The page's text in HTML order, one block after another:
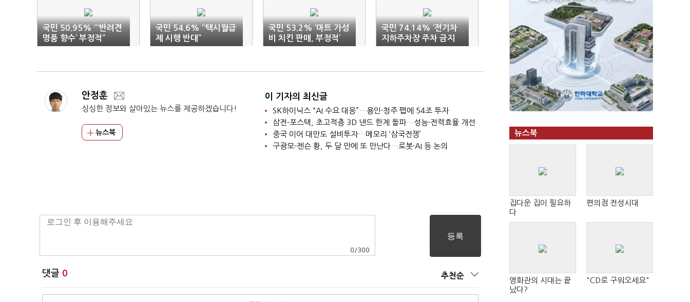
국민 50.95% “‘반려견
명품 향수’ 부정적”
국민 54.6% “택시월급
제 시행 반대”
국민 53.2% ‘마트 가성
비 치킨 판매, 부정적’
국민 74.14% ‘전기차
지하주차장 주차 금지
찬성’
안정훈
싱싱한 정보와 살아있는 뉴스를 제공하겠습니다!
뉴스북
이 기자의 최신글
SK하이닉스 “AI 수요 대응”…용인·청주 팹에 54조 투자
삼전-포스텍, 초고적층 3D 낸드 한계 돌파…성능·전력효율 개선
중국 이어 대만도 설비투자…메모리 ‘삼국전쟁’
구광모-젠슨 황, 두 달 만에 또 만난다…로봇·AI 등 논의
0 /300
댓글 0 추천순
뉴스북
집다운 집이 필요하
다
편의점 전성시대
영화관의 시대는 끝
났다?
"CD로 구워오세요"